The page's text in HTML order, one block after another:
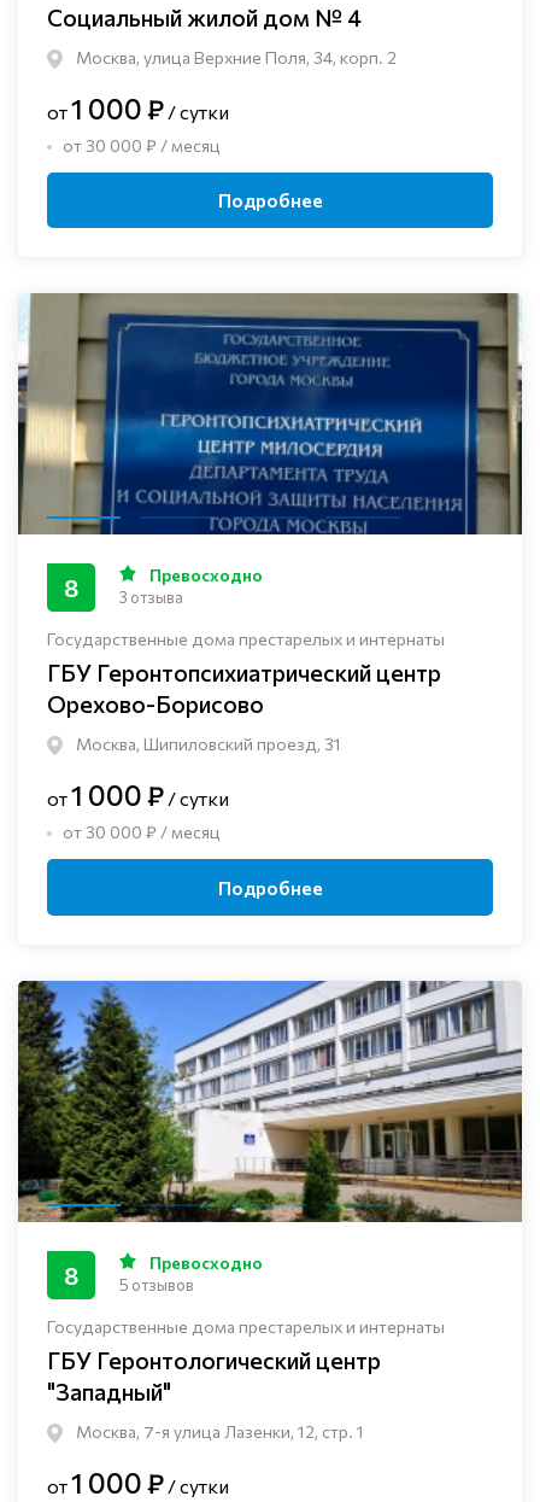
Социальный жилой дом № 4
Москва, улица Верхние Поля, 34, корп. 2
от1 000 ₽ / сутки
от 30 000 ₽ / месяц
Подробнее
Государственные дома престарелых и интернаты
ГБУ Геронтопсихиатрический центр
Орехово-Борисово
Москва, Шипиловский проезд, 31
8 Превосходно
3 отзыва
от1 000 ₽ / сутки
от 30 000 ₽ / месяц
Подробнее
Государственные дома престарелых и интернаты
ГБУ Геронтологический центр
"Западный"
Москва, 7-я улица Лазенки, 12, стр. 1
8 Превосходно
5 отзывов
от1 000 ₽ / сутки